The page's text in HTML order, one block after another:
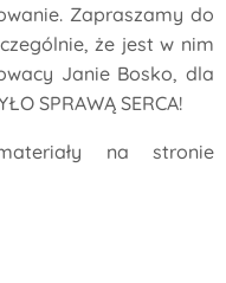
Zapraszamy do
że jest w nim
Janie Bosko, dla
SPRAWĄ SERCA!
na stronie